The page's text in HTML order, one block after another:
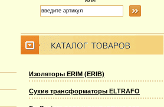
Изоляторы ERIM (ERIB)
Сухие трансформаторы ELTRAFO